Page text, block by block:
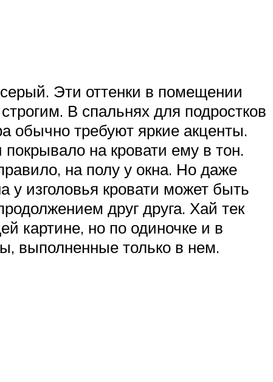
Эти оттенки в помещении
В спальнях для подростков
обычно требуют яркие акценты.
на кровати ему в тон.
на полу у окна. Но даже
изголовья кровати может быть
друг друга. Хай тек
картине, но по одиночке и в
выполненные только в нем.